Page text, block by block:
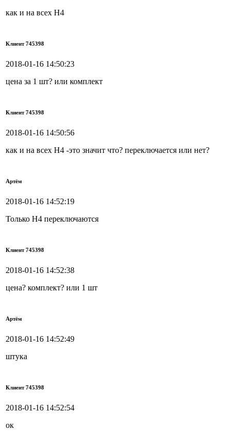
как и на всех Н4
Клиент 745398
2018-01-16 14:50:23
цена за 1 шт? или комплект
Клиент 745398
2018-01-16 14:50:56
как и на всех Н4 -это значит что? переключается или нет?
Артём
2018-01-16 14:52:19
Только Н4 переключаются
Клиент 745398
2018-01-16 14:52:38
цена? комплект? или 1 шт
Артём
2018-01-16 14:52:49
штука
Клиент 745398
2018-01-16 14:52:54
ок